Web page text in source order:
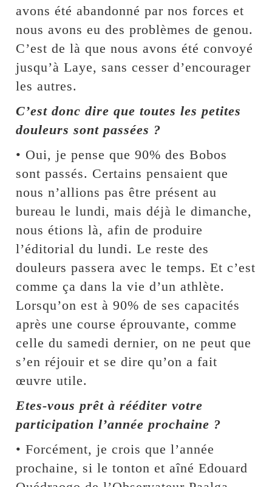
avons été abandonné par nos forces et
nous avons eu des problèmes de genou.
C’est de là que nous avons été convoyé
jusqu’à Laye, sans cesser d’encourager
les autres.
C’est donc dire que toutes les petites
douleurs sont passées ?
• Oui, je pense que 90% des Bobos
sont passés. Certains pensaient que
nous n’allions pas être présent au
bureau le lundi, mais déjà le dimanche,
nous étions là, afin de produire
l’éditorial du lundi. Le reste des
douleurs passera avec le temps. Et c’est
comme ça dans la vie d’un athlète.
Lorsqu’on est à 90% de ses capacités
après une course éprouvante, comme
celle du samedi dernier, on ne peut que
s’en réjouir et se dire qu’on a fait
œuvre utile.
Etes-vous prêt à rééditer votre
participation l’année prochaine ?
• Forcément, je crois que l’année
prochaine, si le tonton et aîné Edouard